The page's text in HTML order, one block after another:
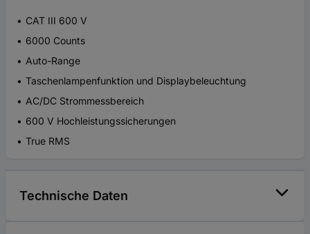
CAT III 600 V
6000 Counts
Auto-Range
Taschenlampenfunktion und Displaybeleuchtung
AC/DC Strommessbereich
600 V Hochleistungssicherungen
True RMS
Technische Daten